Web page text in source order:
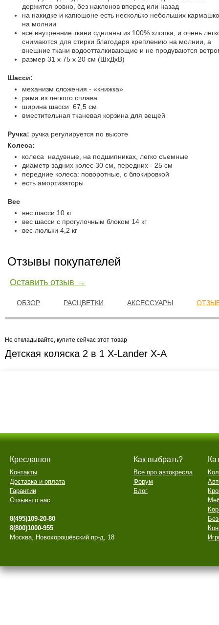
держится ровно, без наклонов вперед или назад
на накидке и капюшоне есть несколько небольших
на молнии
все внутренние ткани сделаны из 100% хлопка, и очень
снимаются для стирки благодаря креплению на молнии, а
внешние ткани водоотталкивающие и не продуваются
размер 31 x 75 x 20 см (ШхДхВ)
Шасси:
механизм сложения - «книжка»
рама из легкого сплава
ширина шасси 67,5 см
вместительная тканевая корзина для вещей
Ручка: ручка регулируется по высоте
Колеса:
колеса надувные, на подшипниках, легко съемные
диаметр задних колес 30 см, передних - 25 см
передние колеса: поворотные, с блокировкой
есть амортизаторы
Вес
вес шасси 10 кг
вес шасси с прогулочным блоком 14 кг
вес люльки 4,2 кг
Отзывы покупателей
Оставить отзыв →
ОБЗОР РАСЦВЕТКИ АКСЕССУАРЫ
Не откладывайте, купите сейчас этот товар
Детская коляска 2 в 1 X-Lander X-A
Креслашоп
Контакты
Доставка и оплата
Гарантии
Отзывы о нас
8(495)109-20-80
8(800)1000-955
Москва, Новохорошёвский пр-д, 18
Как выбрать?
Все про автокресла
Форум
Блог